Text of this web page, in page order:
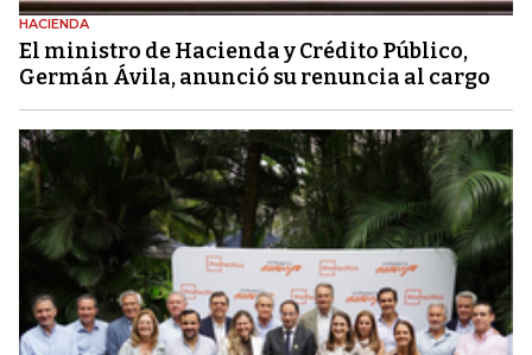
HACIENDA
El ministro de Hacienda y Crédito Público,
Germán Ávila, anunció su renuncia al cargo